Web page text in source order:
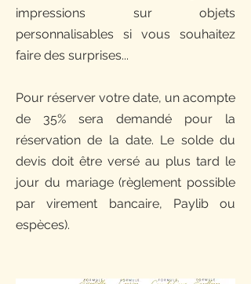
impressions sur objets
personnalisables si vous souhaitez
faire des surprises...
Pour réserver votre date, un acompte
de 35% sera demandé pour la
réservation de la date. Le solde du
devis doit être versé au plus tard le
jour du mariage (règlement possible
par virement bancaire, Paylib ou
espèces).